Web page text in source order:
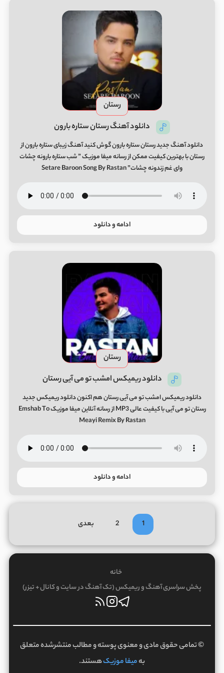
رستان
دانلود آهنگ رستان ستاره بارون
دانلود آهنگ جدید رستان ستاره بارون گوش کنید آهنگ زیبای ستاره بارون از
رستان با بهترین کیفیت ممکن از رسانه میفا موزیک ” شب ستاره بارونه چشات
وای غم زندونه چشات” Setare Baroon Song By Rastan
ادامه و دانلود
رستان
دانلود ریمیکس امشب تو می آیی رستان
دانلود ریمیکس امشب تو می آیی رستان هم اکنون دانلود ریمیکس جدید
رستان تو می آیی با کیفیت عالی MP3 از رسانه آنلاین میفا موزیک Emshab To
Meayi Remix By Rastan
ادامه و دانلود
1
2 بعدی
خانه
پخش سراسری آهنگ و ریمیکس (تک آهنگ در سایت و کانال + تیزر)
© تمامی حقوق مادی و معنوی پوسته و مطالب منتشرشده متعلق
بهمیفا موزیکهستند.